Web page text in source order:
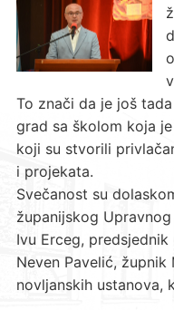
To znači da je još
grad sa školom koja
koji su stvorili
i projekata.
Svečanost su
županijskog
Ivu Erceg,
Neven Pavelić,
novljanskih ustanova,